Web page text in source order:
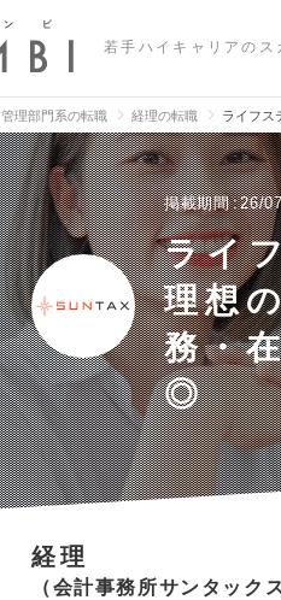
若手ハイキャリアのス
管理部門系の転職 経理の転職 ライフス
掲載期間 26/
ライ
理想
務・
◎
経理
会計事務所サンタック